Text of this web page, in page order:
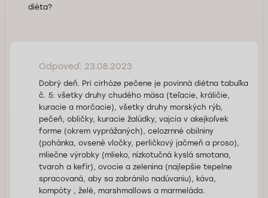
diéta?
Odpoveď: 23.08.2023
Dobrý deň. Pri cirhóze pečene je povinná diétna tabuľka
č. 5: všetky druhy chudého mäsa (teľacie, králičie,
kuracie a morčacie), všetky druhy morských rýb,
pečeň, obličky, kuracie žalúdky, vajcia v akejkoľvek
forme (okrem vyprážaných), celozrnné obilniny
(pohánka, ovsené vločky, perličkový jačmeň a proso),
mliečne výrobky (mlieko, nízkotučná kyslá smotana,
tvaroh a kefír), ovocie a zelenina (najlepšie tepelne
spracovaná, aby sa zabránilo nadúvaniu), káva,
kompóty , želé, marshmallows a marmeláda.